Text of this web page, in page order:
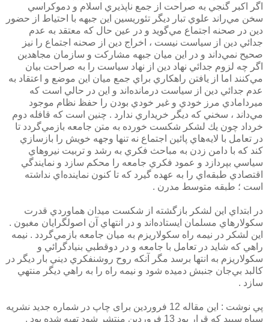
اگر اكبر گنجي به صراحت از جمع ناپذيري اسلام و دموكراسي
سخن مي‌راند علوي تبار ديگر تئوريسين اين جبهه با احتياط از حضور
دين در صحنه اجتماع مي‌گويد و در عين حال كه معتقد به عدم
جدائي دين از سياست نيست ، اخراج دين از صحنه اجتماع را نيز
صحيح نمي‌داند و در اين ميان جبهه مشاركت و سازمان مجاهدين
اگر چه لزوم جدائي نهاد دين از نهاد سياست را به صراحت بيان
مي‌كنند اما از يافتن راهكاري براي جمع ميان اين موضع و اعتقاد به
عدم جدائي دين از سياست درمانده‌اند و اين در حالي است كه
ميردامادي مرز خودي و غير خودي بودن را حفظ نظام موجود
مي‌داند ، سخني كه ديگر خريداري ندارد . چنين است كه قافله دوم
خرداد چون يك لشكر شكست خورده به متن جامعه بازمي‌گردد تا
در تعامل با لايه‌هاي پائين اجتماع نه تنها وجهه خويش را بازسازي
كند كه با دامن زدن به مباحث فكري به رشد و تربيت نيروهاي
سياسي بپردازد و عمود فكري جامعه را محكم سازد و نمايندگي
اقتصادي طبقه‌اي را به عهده گيرد كه تا كنون نماينده‌اي نداشته
است ؛ ‌طبقه متوسط مدرن .
در ابتداي اين لشكر بازگشته از شكست ميدان هماوردي قدرت
سكولارهاي مسلمان ايستاده‌اند و در انتهاي آن اصولگرايان مغبون .
اين لشكر در نيمه راه سكولاريزم به ميان جامعه بازمي‌گردد . نيمه
راهي كه شايد در تعامل با جامعه و در دوقطبي بنيادگرائي و
سكولاريزم به انتها برسد مگر آنكه روح روشنفكري ديني بار ديگر در
كالبد بي‌جان جنبش دميده شود و نيمه راه را به راهي ديگر منتهي
سازد .
پي نوشت : این مقاله 12 فروردین برای چاپ در شماره جدید نشریه
سياه سپيد که قرار بود 13 فروردين منتشر شود تهيه شده بود .